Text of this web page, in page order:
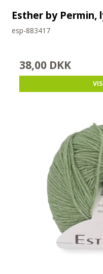
Esther by Permin,
esp-883417
38,00 DKK